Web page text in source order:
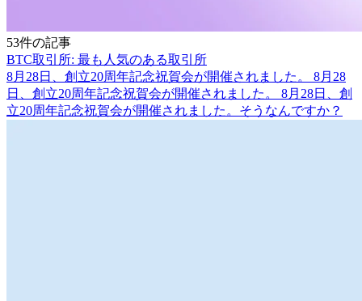
53件の記事
BTC取引所: 最も人気のある取引所
8月28日、創立20周年記念祝賀会が開催されました。 8月28
日、創立20周年記念祝賀会が開催されました。 8月28日、創
立20周年記念祝賀会が開催されました。そうなんですか？